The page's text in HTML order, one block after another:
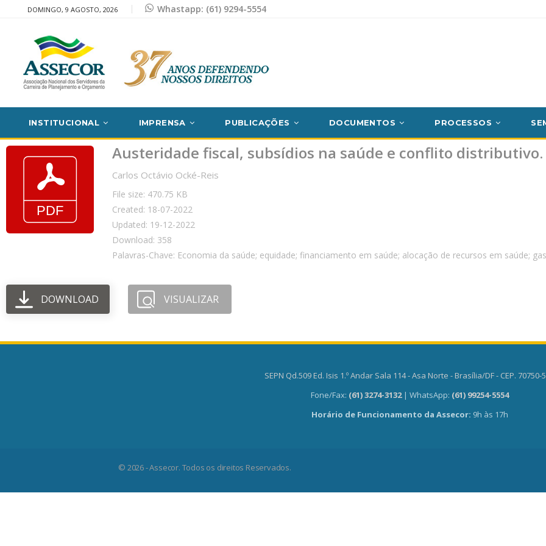
DOMINGO, 9 AGOSTO, 2026 Whastapp: (61) 9294-5554
INSTITUCIONAL IMPRENSA PUBLICAÇÕES DOCUMENTOS PROCESSOS
Austeridade fiscal, subsídios na saúde e conflito distributivo.
Carlos Octávio Ocké-Reis
File size: 470.75 KB
Created: 18-07-2022
Updated: 19-12-2022
Download: 358
Palavras-Chave: Economia da saúde; equidade; financiamento em saúde; alocação de recursos em saúde;
DOWNLOAD VISUALIZAR
SEPN Qd.509 Ed. Isis 1.º Andar Sala 114 - Asa Norte - Brasília/DF - CEP. 70750-
Fone/Fax: (61) 3274-3132 | WhatsApp: (61) 99254-5554
Horário de Funcionamento da Assecor: 9h às 17h
© 2026 - Assecor. Todos os direitos Reservados.